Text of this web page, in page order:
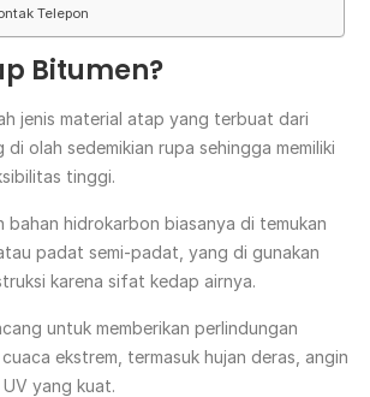
Telepon
Bitumen?
jenis material atap yang terbuat dari
olah sedemikian rupa sehingga memiliki
tinggi.
bahan hidrokarbon biasanya di temukan
padat semi-padat, yang di gunakan
karena sifat kedap airnya.
untuk memberikan perlindungan
ekstrem, termasuk hujan deras, angin
yang kuat.